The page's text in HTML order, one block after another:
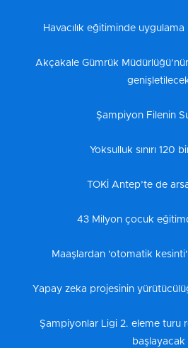
Havacılık eğitiminde
Akçakale Gümrük
Şampiyon Filenin
Yoksulluk sınırı 120
TOKİ Antep’te de
43 Milyon çocuk
Maaşlardan 'otomatik
Yapay zeka projesinin
Şampiyonlar Ligi 2. eleme turu
başlayacak